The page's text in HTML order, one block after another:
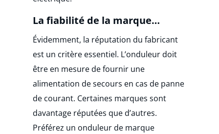
La fiabilité de la marque…
Évidemment, la réputation du fabricant
est un critère essentiel. L’onduleur doit
être en mesure de fournir une
alimentation de secours en cas de panne
de courant. Certaines marques sont
davantage réputées que d’autres.
Préférez un onduleur de marque